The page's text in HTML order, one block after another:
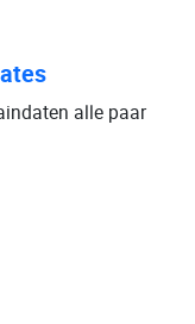
alle paar